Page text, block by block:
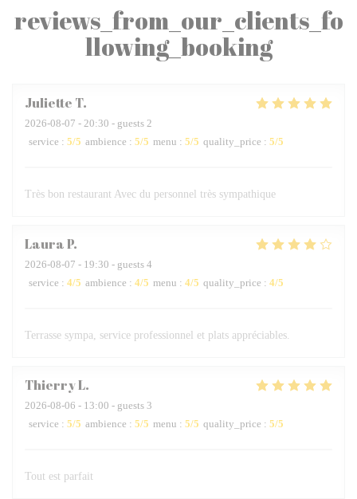
reviews_from_our_clients_fo
llowing_booking
Juliette T
2026-08-07 - 20:30 - guests 2
service : 5/5 ambience : 5/5 menu : 5/5 quality_price : 5/5
Très bon restaurant Avec du personnel très sympathique
LauraP
2026-08-07 - 19:30 - guests 4
service : 4/5 ambience : 4/5 menu : 4/5 quality_price : 4/5
Terrasse sympa, service professionnel et plats appréciables.
ThierryL
2026-08-06 - 13:00 - guests 3
service : 5/5 ambience : 5/5 menu : 5/5 quality_price : 5/5
Tout est parfait